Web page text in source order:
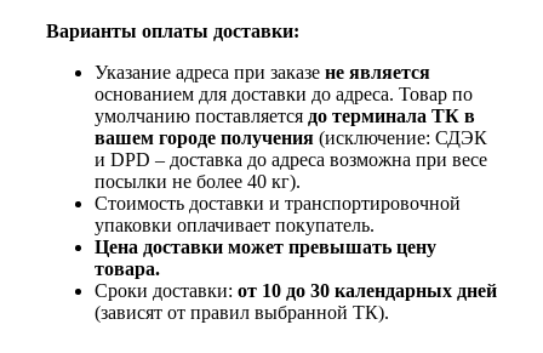
Варианты оплаты доставки:
Указание адреса при заказе не является
основанием для доставки до адреса. Товар по
умолчанию поставляется до терминала ТК в
вашем городе получения (исключение: СДЭК
и DPD – доставка до адреса возможна при весе
посылки не более 40 кг).
Стоимость доставки и транспортировочной
упаковки оплачивает покупатель.
Цена доставки может превышать цену
товара.
Сроки доставки: от 10 до 30 календарных дней
(зависят от правил выбранной ТК).